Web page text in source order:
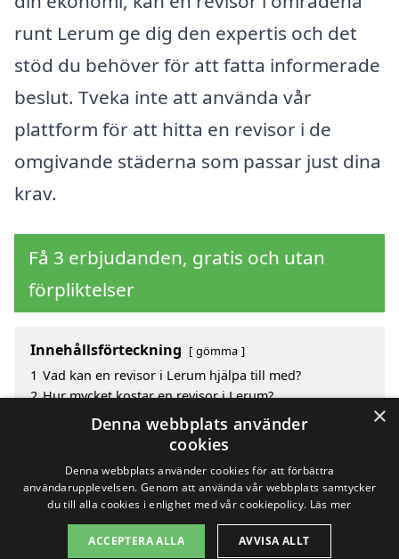
runt Lerum ge dig den expertis och det
stöd du behöver för att fatta informerade
beslut. Tveka inte att använda vår
plattform för att hitta en revisor i de
omgivande städerna som passar just dina
krav.
Få 3 erbjudanden, gratis och utan
förpliktelser
Innehållsförteckning gömma
1 Vad kan en revisor i Lerum hjälpa till med?
2 Hur mycket kostar en revisor i Lerum?
Fördelar med att välja revisor i Lerum
Sök efter en skicklig revisor i de omgivande städerna
Copyright 2026 - Pilanto Aps
×
Denna webbplats använder
cookies
Denna webbplats använder cookies för att förbättra
användarupplevelsen. Genom att använda vår webbplats samtycker
du till alla cookies i enlighet med vår cookiepolicy. Läs mer
ACCEPTERA ALLA AVVISA ALLT